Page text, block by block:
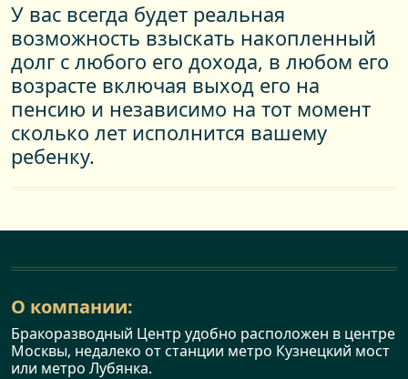
У вас всегда будет реальная
возможность взыскать накопленный
долг с любого его дохода, в любом его
возрасте включая выход его на
пенсию и независимо на тот момент
сколько лет исполнится вашему
ребенку.
О компании:
Бракоразводный Центр удобно расположен в центре
Москвы, недалеко от станции метро Кузнецкий мост
или метро Лубянка.